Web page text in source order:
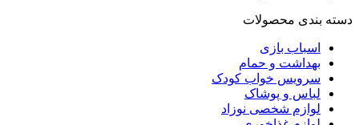
بندی محصولات
اسباب بازی
بهداشت و حمام
سرویس خواب کودک
لباس و پوشاک
لوازم شخصی نوزاد